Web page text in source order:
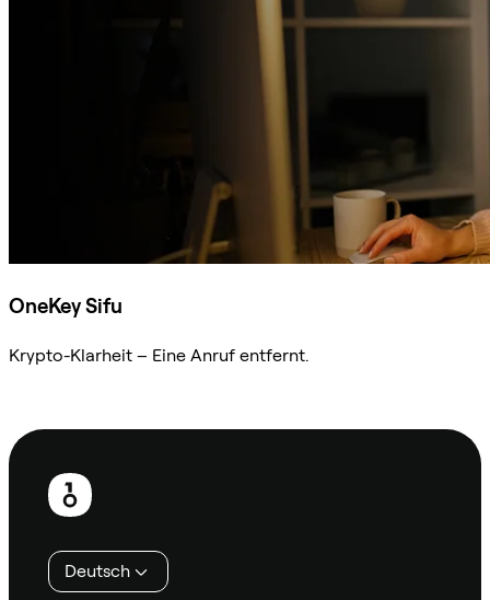
OneKey Sifu
Krypto-Klarheit – Eine Anruf entfernt.
Fußzeile
Deutsch